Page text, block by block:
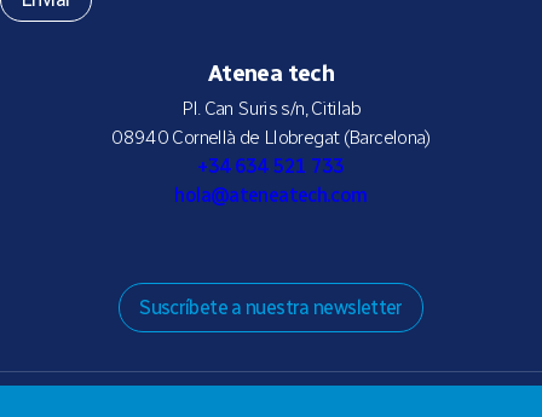
Atenea tech
Pl. Can Suris s/n, Citilab
08940 Cornellà de Llobregat (Barcelona)
+34 634 521 733
hola@ateneatech.com
Suscríbete a nuestra newsletter